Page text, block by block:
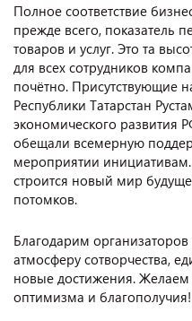
Полное соответствие
прежде всего, показатель
товаров и услуг. Это та
для всех сотрудников
почётно. Присутствующие
Республики Татарстан
экономического развития
обещали всемерную
мероприятии
строится новый мир
потомков.
Благодарим
атмосферу сотворчества,
новые достижения. Желаем
оптимизма и благополучия!